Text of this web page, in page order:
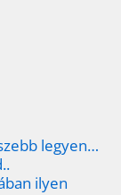
legyen…
ilyen